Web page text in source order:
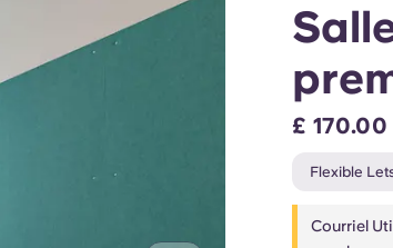
À propos de
£
Flexible
Courriel